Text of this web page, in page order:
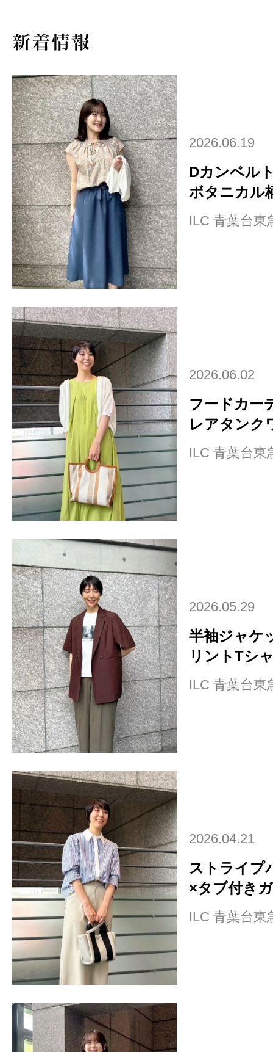
2026.06.19
Dカンベル
ボタニカル
ILC 青葉台
2026.06.02
フードカー
レアタンク
ILC 青葉台
2026.05.29
半袖ジャケ
リントTシ
ILC 青葉台
2026.04.21
ストライプ
×タブ付き
ILC 青葉台